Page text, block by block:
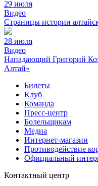
29 июля
Видео
Страницы истории
28 июля
Видео
Нападающий Григорий
Алтай»
Билеты
Клуб
Команда
Пресс-центр
Болельщикам
Медиа
Интернет-магазин
Противодействие
Официальный
Контактный центр